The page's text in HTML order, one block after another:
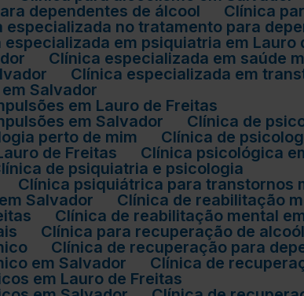
dependentes de álcool
Clínica
especializada no tratamento para
especializada em psiquiatria em Lauro
Clínica especializada em saúde
Clínica especializada em
Salvador
em Lauro de Freitas
em Salvador
Clínica de
perto de mim
Clínica de
de Freitas
Clínica psicológica
Clínica de psiquiatria e psicologia
Clínica psiquiátrica para transtornos
Salvador
Clínica de reabilitação
Clínica de reabilitação mental
Clínica para recuperação de
Clínica de recuperação para
em Salvador
Clínica de
em Lauro de Freitas